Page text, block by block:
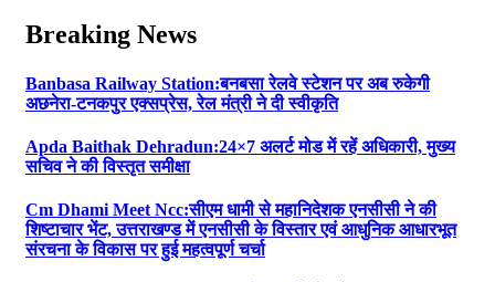
Breaking News
Banbasa Railway Station:बनबसा रेलवे स्टेशन पर अब रुकेगी
अछनेरा-टनकपुर एक्सप्रेस, रेल मंत्री ने दी स्वीकृति
Apda Baithak Dehradun:24×7 अलर्ट मोड में रहें अधिकारी, मुख्य
सचिव ने की विस्तृत समीक्षा
Cm Dhami Meet Ncc:सीएम धामी से महानिदेशक एनसीसी ने की
शिष्टाचार भेंट, उत्तराखण्ड में एनसीसी के विस्तार एवं आधुनिक आधारभूत
संरचना के विकास पर हुई महत्वपूर्ण चर्चा